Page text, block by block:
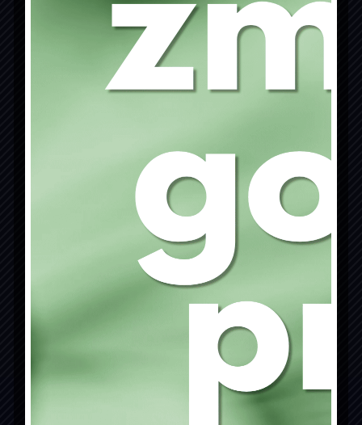
TELEWIZJA
ŚWIATŁOWODOWA
Setki kanałów dla domowej
rozrywki